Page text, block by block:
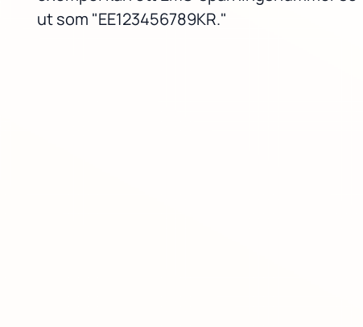
ut som "EE123456789KR."